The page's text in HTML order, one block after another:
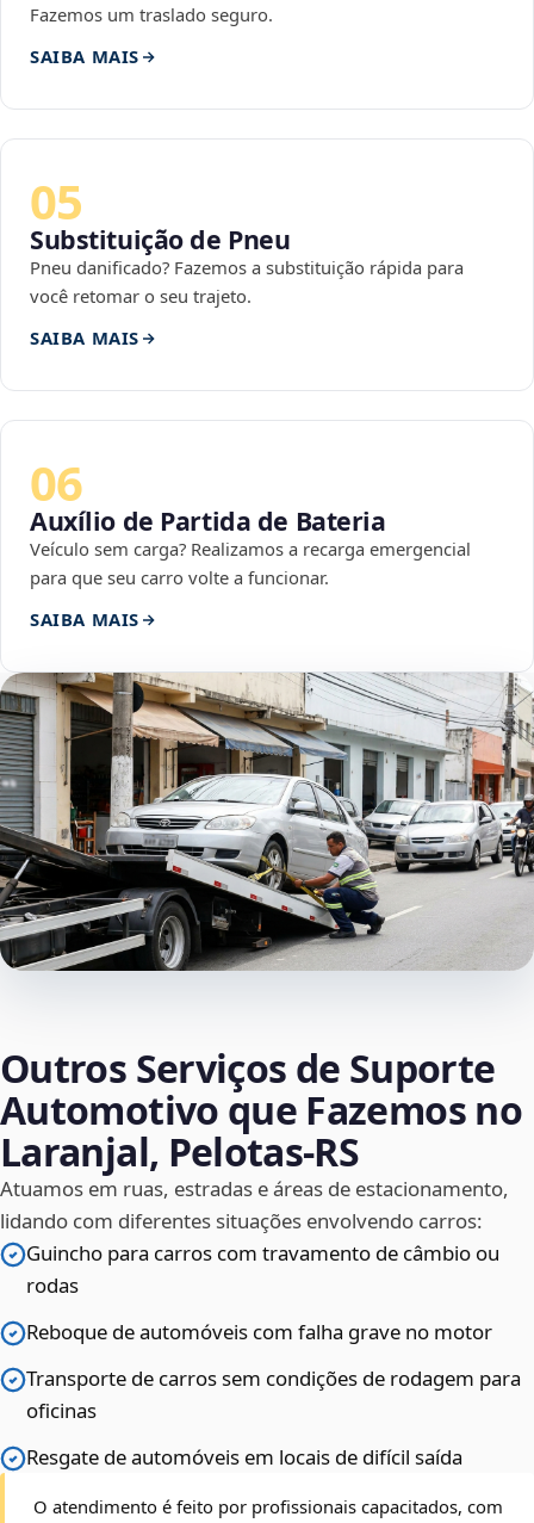
Fazemos um traslado seguro.
SAIBA MAIS
05
Substituição de Pneu
Pneu danificado? Fazemos a substituição rápida para
você retomar o seu trajeto.
SAIBA MAIS
06
Auxílio de Partida de Bateria
Veículo sem carga? Realizamos a recarga emergencial
para que seu carro volte a funcionar.
SAIBA MAIS
Outros Serviços de Suporte
Automotivo que Fazemos no
Laranjal, Pelotas‑RS
Atuamos em ruas, estradas e áreas de estacionamento,
lidando com diferentes situações envolvendo carros:
Guincho para carros com travamento de câmbio ou
rodas
Reboque de automóveis com falha grave no motor
Transporte de carros sem condições de rodagem para
oficinas
Resgate de automóveis em locais de difícil saída
O atendimento é feito por profissionais capacitados, com